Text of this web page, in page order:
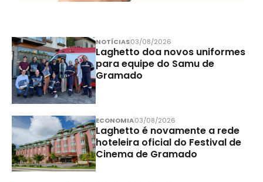
NOTÍCIAS03/08/2026
Laghetto doa novos uniformes
para equipe do Samu de
Gramado
ECONOMIA03/08/2026
Laghetto é novamente a rede
hoteleira oficial do Festival de
Cinema de Gramado